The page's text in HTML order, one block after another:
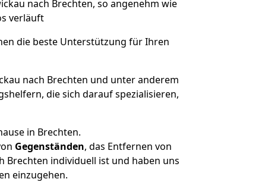
nach Brechten, so angenehm wie
verläuft
die beste Unterstützung für Ihren
nach Brechten und unter anderem
die sich darauf spezialisieren,
in Brechten.
Gegenständen, das Entfernen von
Brechten individuell ist und haben uns
einzugehen.